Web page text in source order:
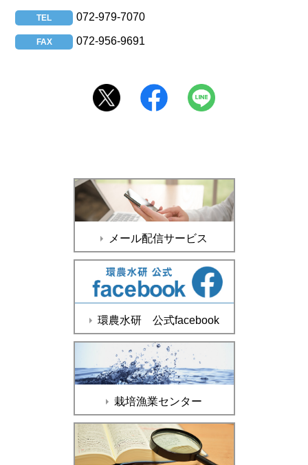
TEL 072-979-7070
FAX 072-956-9691
メール配信サービス
環農水研 公式facebook
栽培漁業センター